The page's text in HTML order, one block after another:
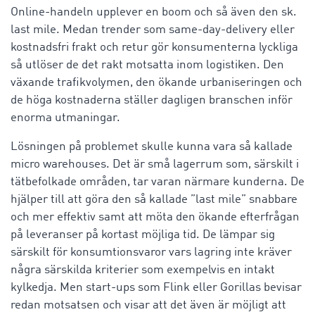
Online-handeln upplever en boom och så även den sk.
last mile. Medan trender som same-day-delivery eller
kostnadsfri frakt och retur gör konsumenterna lyckliga
så utlöser de det rakt motsatta inom logistiken. Den
växande trafikvolymen, den ökande urbaniseringen och
de höga kostnaderna ställer dagligen branschen inför
enorma utmaningar.
Lösningen på problemet skulle kunna vara så kallade
micro warehouses. Det är små lagerrum som, särskilt i
tätbefolkade områden, tar varan närmare kunderna. De
hjälper till att göra den så kallade ”last mile” snabbare
och mer effektiv samt att möta den ökande efterfrågan
på leveranser på kortast möjliga tid. De lämpar sig
särskilt för konsumtionsvaror vars lagring inte kräver
några särskilda kriterier som exempelvis en intakt
kylkedja. Men start-ups som Flink eller Gorillas bevisar
redan motsatsen och visar att det även är möjligt att